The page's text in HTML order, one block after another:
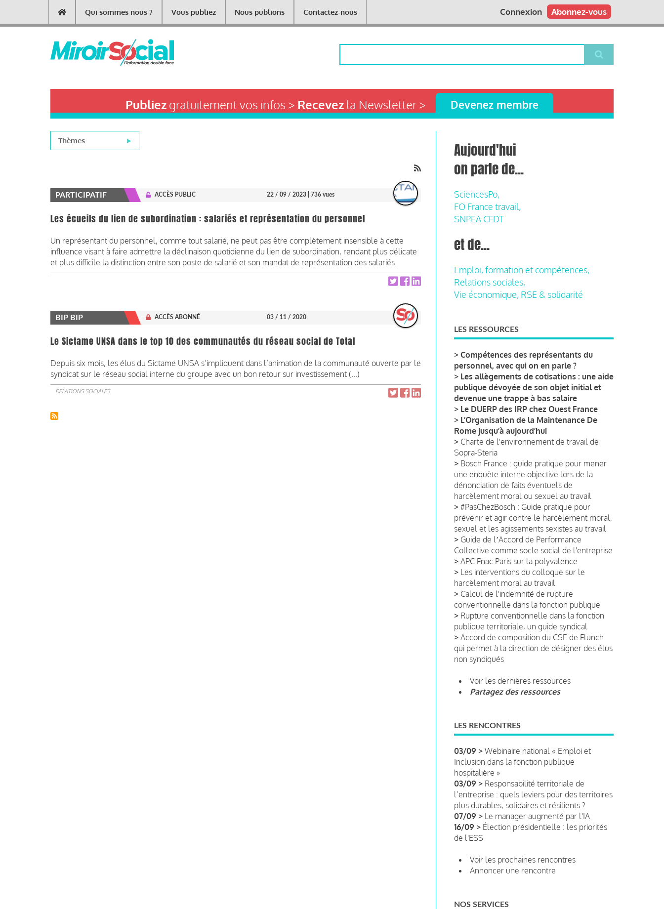
contenu
Main
navigation
Qui sommes nous ? Vous publiez Nous publions Contactez-nous Abonnez-vous
Connexion
Publiezgratuitement vos infos > Recevezla Newsletter > Devenez membre
Thèmes
PARTICIPATIF ACCÈS PUBLIC 22 / 09 / 2023 | 736 vues
Les écueils du lien de subordination : salariés et représentation du personnel
Un représentant du personnel, comme tout salarié, ne peut pas être complètement insensible à cette
influence visant à faire admettre la déclinaison quotidienne du lien de subordination, rendant plus délicate
et plus difficile la distinction entre son poste de salarié et son mandat de représentation des salariés.
BIP BIP ACCÈS ABONNÉ 03 / 11 / 2020
Le Sictame UNSA dans le top 10 des communautés du réseau social de Total
Depuis six mois, les élus du Sictame UNSA s’impliquent dans l’animation de la communauté ouverte par le
syndicat sur le réseau social interne du groupe avec un bon retour sur investissement (...)
RELATIONS SOCIALES
Aujourd'hui
on parle de...
SciencesPo,
FO France travail,
SNPEA CFDT
et de...
Emploi, formation et compétences,
Relations sociales,
Vie économique, RSE & solidarité
LES RESSOURCES
> Compétences des représentants du
personnel, avec qui on en parle ?
> Les allègements de cotisations : une aide
publique dévoyée de son objet initial et
devenue une trappe à bas salaire
> Le DUERP des IRP chez Ouest France
> L’Organisation de la Maintenance De
Rome jusqu’à aujourd’hui
> Charte de l'environnement de travail de
Sopra-Steria
> Bosch France : guide pratique pour mener
une enquête interne objective lors de la
dénonciation de faits éventuels de
harcèlement moral ou sexuel au travail
> #PasChezBosch : Guide pratique pour
prévenir et agir contre le harcèlement moral,
sexuel et les agissements sexistes au travail
> Guide de lʼAccord de Performance
Collective comme socle social de l'entreprise
> APC Fnac Paris sur la polyvalence
> Les interventions du colloque sur le
harcèlement moral au travail
> Calcul de l'indemnité de rupture
conventionnelle dans la fonction publique
> Rupture conventionnelle dans la fonction
publique territoriale, un guide syndical
> Accord de composition du CSE de Flunch
qui permet à la direction de désigner des élus
non syndiqués
Voir les dernières ressources
Partagez des ressources
LES RENCONTRES
03/09 > Webinaire national « Emploi et
Inclusion dans la fonction publique
hospitalière »
03/09 > Responsabilité territoriale de
l’entreprise : quels leviers pour des territoires
plus durables, solidaires et résilients ?
07/09 > Le manager augmenté par l'IA
16/09 > Élection présidentielle : les priorités
de l'ESS
Voir les prochaines rencontres
Annoncer une rencontre
NOS SERVICES